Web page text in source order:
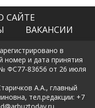
САЙТЕ
ВАКАНСИИ
в
номер и дата принятия
ФС77-83656 от 26 июля
А.А., главный
тел.редакции: +7